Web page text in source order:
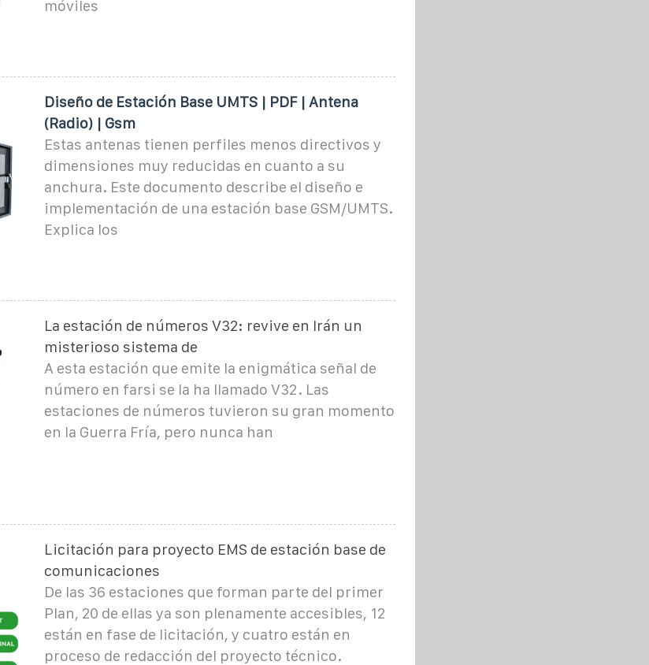
móviles
Diseño de Estación Base UMTS | PDF | Antena
(Radio) | Gsm
Estas antenas tienen perfiles menos directivos y
dimensiones muy reducidas en cuanto a su
anchura. Este documento describe el diseño e
implementación de una estación base GSM/UMTS.
Explica los
La estación de números V32: revive en Irán un
misterioso sistema de
A esta estación que emite la enigmática señal de
número en farsi se la ha llamado V32. Las
estaciones de números tuvieron su gran momento
en la Guerra Fría, pero nunca han
Licitación para proyecto EMS de estación base de
comunicaciones
De las 36 estaciones que forman parte del primer
Plan, 20 de ellas ya son plenamente accesibles, 12
están en fase de licitación, y cuatro están en
proceso de redacción del proyecto técnico.